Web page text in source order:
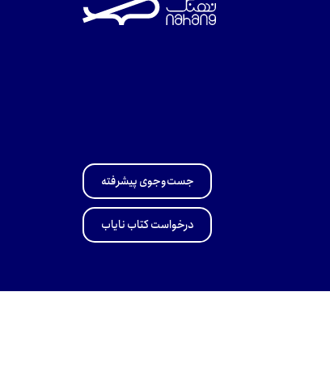
جست‌وجوی پیشرفته
درخواست کتاب نایاب